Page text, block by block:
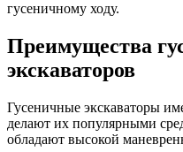
гусеничному ходу.
Преимущества
экскаваторов
Гусеничные экскаваторы
делают их популярными
обладают высокой